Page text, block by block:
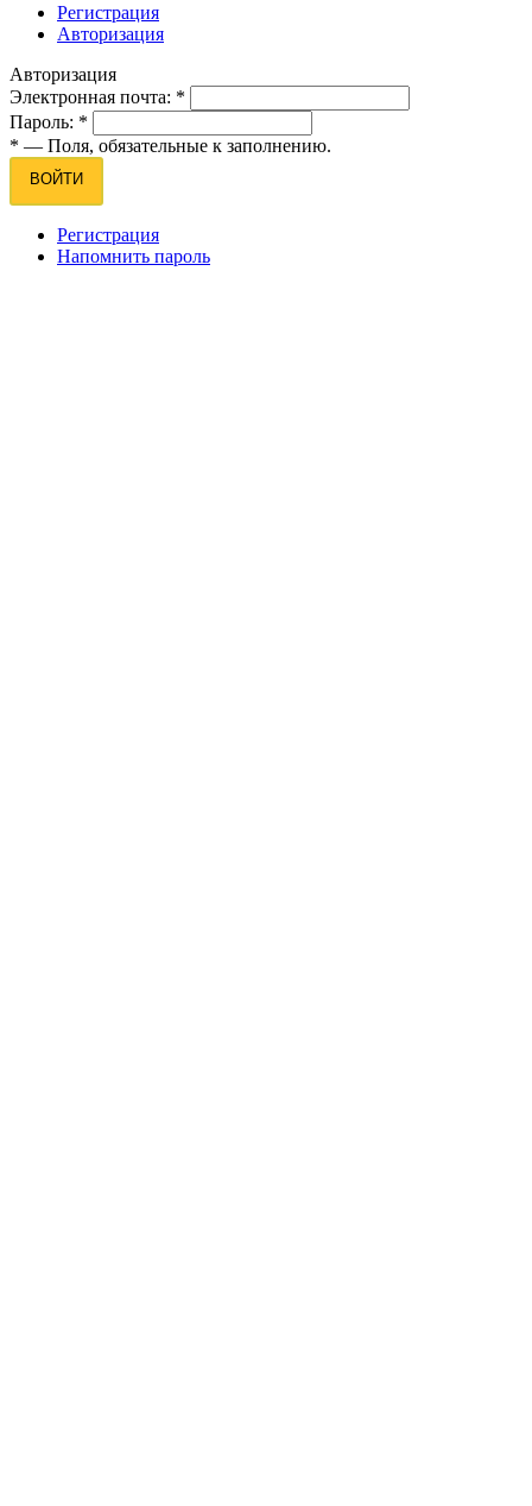
Регистрация
Авторизация
Авторизация
Электронная почта: *
Пароль: *
* — Поля, обязательные к заполнению.
ВОЙТИ
Регистрация
Напомнить пароль